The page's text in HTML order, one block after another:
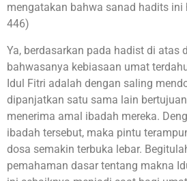
mengatakan bahwa sanad hadits ini
446)
Ya, berdasarkan pada hadist di atas
bahwasanya kebiasaan umat
Idul Fitri adalah dengan saling
dipanjatkan satu sama lain bertujuan
menerima amal ibadah mereka.
ibadah tersebut, maka pintu
dosa semakin terbuka lebar.
pemahaman dasar tentang makna